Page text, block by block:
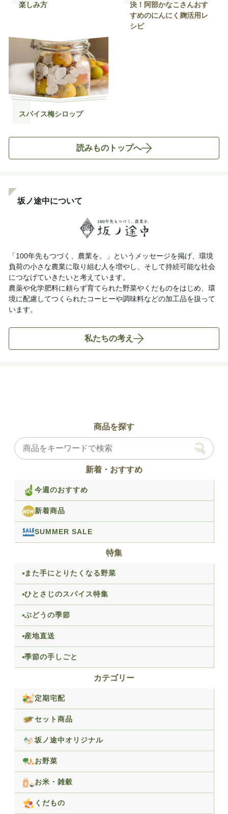
楽しみ方
決！阿部かなこさんおす
すめのにんにく麹活用レ
シピ
スパイス梅シロップ
読みものトップへ
坂ノ途中について
「100年先もつづく、農業を。」というメッセージを掲げ、環境
負荷の小さな農業に取り組む人を増やし、そして持続可能な社会
につなげていきたいと考えています。
農薬や化学肥料に頼らず育てられた野菜やくだものをはじめ、環
境に配慮してつくられたコーヒーや調味料などの加工品を扱って
います。
私たちの考え
商品を探す
新着・おすすめ
今週のおすすめ
新着商品
SUMMER SALE
特集
また手にとりたくなる野菜
ひとさじのスパイス特集
ぶどうの季節
産地直送
季節の手しごと
カテゴリー
定期宅配
セット商品
坂ノ途中オリジナル
お野菜
お米・雑穀
くだもの